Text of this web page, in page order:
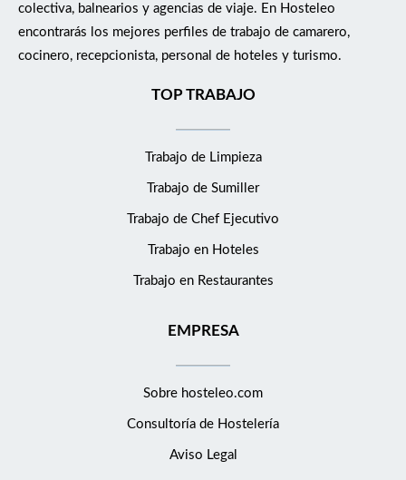
colectiva, balnearios y agencias de viaje. En Hosteleo
encontrarás los mejores perfiles de trabajo de camarero,
cocinero, recepcionista, personal de hoteles y turismo.
TOP TRABAJO
Trabajo de Limpieza
Trabajo de Sumiller
Trabajo de Chef Ejecutivo
Trabajo en Hoteles
Trabajo en Restaurantes
EMPRESA
Sobre hosteleo.com
Consultoría de Hostelería
Aviso Legal